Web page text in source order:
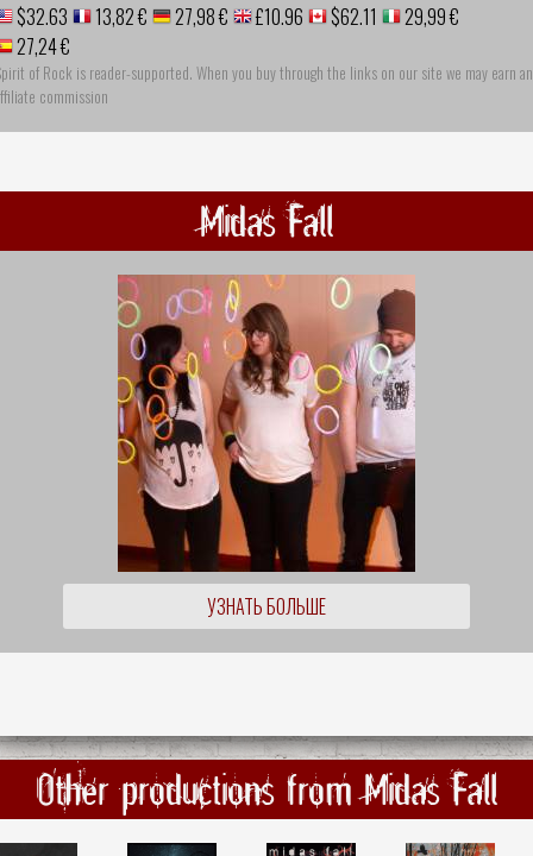
$32.63 13,82 € 27,98 € £10.96 $62.11
29,99 €
27,24 €
of Rock is reader-supported. When you buy through the links on our site we may earn an
commission
Midas Fall
УЗНАТЬ БОЛЬШЕ
Other productions from Midas Fall